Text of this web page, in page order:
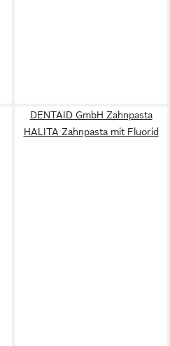
DENTAID GmbH Zahnpasta
HALITA Zahnpasta mit Fluorid